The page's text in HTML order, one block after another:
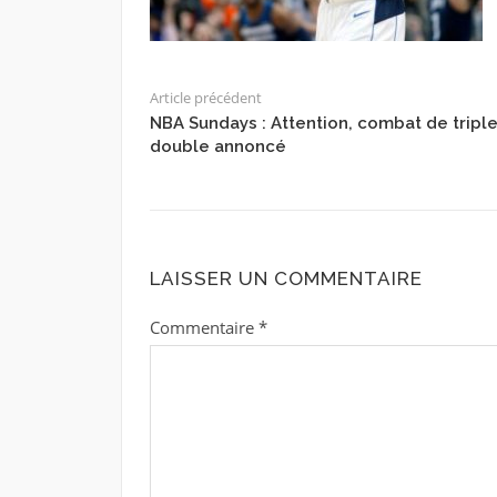
Article précédent
NBA Sundays : Attention, combat de
double annoncé
LAISSER UN COMMENTAIRE
Commentaire *